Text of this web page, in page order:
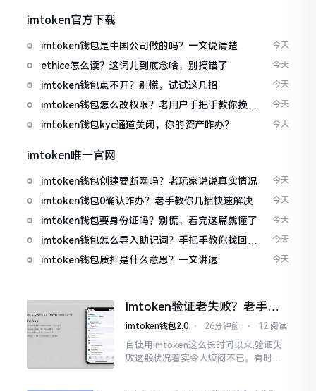
imtoken官方下载
imtoken钱包是中国公司做的吗？一文说清楚 今天
ethice怎么读？这词儿到底念啥，别搞错了 今天
imtoken钱包点不开？别慌，试试这几招 今天
imtoken钱包怎么改权限？老用户手把手教你换主
人
今天
imtoken钱包kyc通道关闭，你的资产咋办？ 今天
imtoken唯一官网
imtoken钱包创建要断网吗？老玩家说说真实情况 今天
imtoken钱包0确认咋办？老手教你几招快速解决 今天
imtoken钱包要身份证吗？别慌，看完这篇就懂了 今天
imtoken钱包怎么导入助记词？手把手教你找回资
产
今天
imtoken钱包质押是什么意思？一文讲透 今天
imtoken验证老失败？老手教
你几招搞定
imtoken钱包2.0 ⋅ 26分钟前 ⋅ 12 阅读
自使用imtoken这么长时间以来,验证失
败这般状况着实令人烦闷不已。有时急